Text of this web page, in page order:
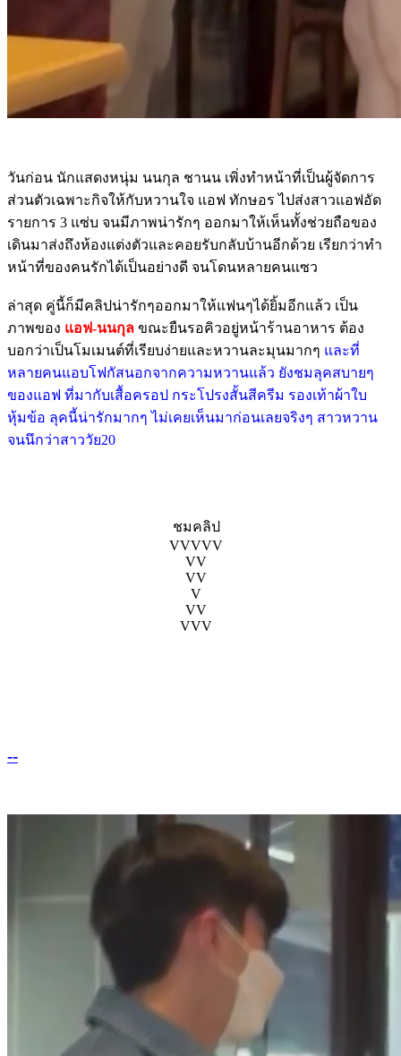
วันก่อน นักแสดงหนุ่ม นนกุล ชานน เพิ่งทำหน้าที่เป็นผู้จัดการ
ส่วนตัวเฉพาะกิจให้กับหวานใจ แอฟ ทักษอร ไปส่งสาวแอฟอัด
รายการ 3 แซ่บ จนมีภาพน่ารักๆ ออกมาให้เห็นทั้งช่วยถือของ
เดินมาส่งถึงห้องแต่งตัวและคอยรับกลับบ้านอีกด้วย เรียกว่าทำ
หน้าที่ของคนรักได้เป็นอย่างดี จนโดนหลายคนแซว
ล่าสุด คู่นี้ก็มีคลิปน่ารักๆออกมาให้แฟนๆได้ยิ้มอีกแล้ว เป็น
ภาพของ แอฟ-นนกุล ขณะยืนรอคิวอยู่หน้าร้านอาหาร ต้อง
บอกว่าเป็นโมเมนต์ที่เรียบง่ายและหวานละมุนมากๆ และที่
หลายคนแอบโฟกัสนอกจากความหวานแล้ว ยังชมลุคสบายๆ
ของแอฟ ที่มากับเสื้อครอป กระโปรงสั้นสีครีม รองเท้าผ้าใบ
หุ้มข้อ ลุคนี้น่ารักมากๆ ไม่เคยเห็นมาก่อนเลยจริงๆ สาวหวาน
จนนึกว่าสาววัย20
ชมคลิป
VVVVV
VV
VV
V
VV
VVV
--